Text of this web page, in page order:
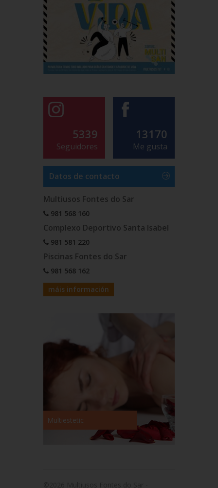
5339
Seguidores
13170
Me gusta
Datos de contacto
Multiusos Fontes do Sar
981 568 160
Complexo Deportivo Santa Isabel
981 581 220
Piscinas Fontes do Sar
981 568 162
máis información
Multiestetic